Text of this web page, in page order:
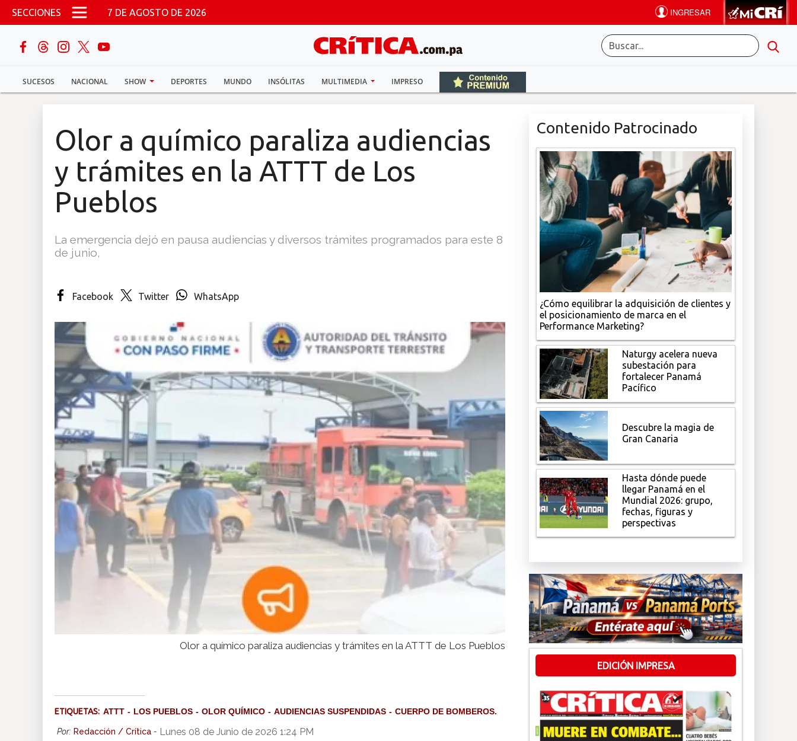
Pasar al contenido principal
SECCIONES 7 DE AGOSTO DE 2026
SUCESOS NACIONAL SHOW DEPORTES MUNDO INSÓLITAS MULTIMEDIA IMPRESO
buscar
Sucesos
Multimedia
Olor a químico paraliza audiencias
y trámites en la ATTT de Los
Pueblos
La emergencia dejó en pausa audiencias y diversos trámites programados para este 8
de junio,
Facebook Twitter WhatsApp
Olor a químico paraliza audiencias y trámites en la ATTT de Los Pueblos
ETIQUETAS: ATTT LOS PUEBLOS OLOR QUÍMICO AUDIENCIAS SUSPENDIDAS CUERPO DE BOMBEROS.
Por: Redacción / Crítica - Lunes 08 de Junio de 2026 1:24 PM
Contenido Patrocinado
¿Cómo equilibrar la adquisición de clientes y
el posicionamiento de marca en el
Performance Marketing?
Naturgy acelera nueva
subestación para
fortalecer Panamá
Pacífico
Descubre la magia de
Gran Canaria
Hasta dónde puede
llegar Panamá en el
Mundial 2026: grupo,
fechas, figuras y
perspectivas
EDICIÓN IMPRESA